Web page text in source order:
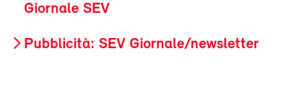
Giornale SEV
Pubblicità: SEV Giornale/newsletter